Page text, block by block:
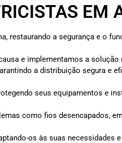
EM
restaurando a segurança e o
e implementamos a solução
a distribuição segura e
seus equipamentos e
como fios desencapados,
os às suas necessidades